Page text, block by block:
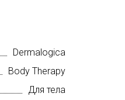
Dermalogica
Body Therapy
Для тела